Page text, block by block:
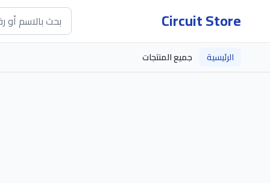
Circuit Store
الرئيسية جميع المنتجات